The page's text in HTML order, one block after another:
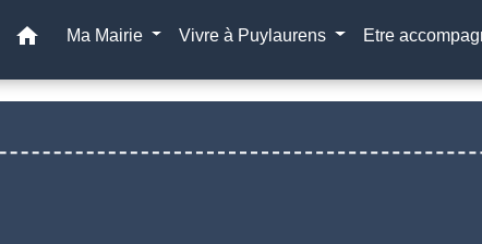
home Ma Mairie Vivre à Puylaurens Etre